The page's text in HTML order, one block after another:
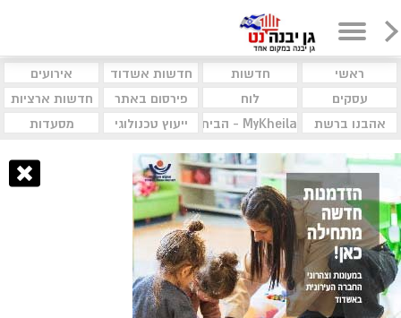
ראשי חדשות חדשות אשדוד
אירועים
עסקים
לוח פירסום באתר
חדשות ארציות
אהבנו ברשת
MyKheila - הבית לעסקים וקהילות ייעוץ טכנולוגי מסעדות